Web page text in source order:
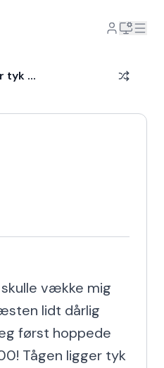
tyk ...
vække mig
lidt dårlig
først hoppede
Tågen ligger tyk